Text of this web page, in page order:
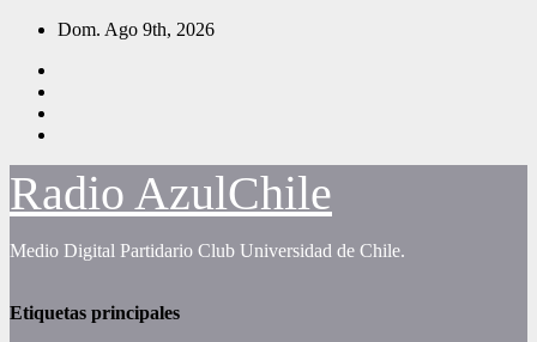
Saltar
contenido
Dom. Ago 9th, 2026
Radio AzulChile
Medio Digital Partidario Club Universidad de Chile.
Etiquetas principales